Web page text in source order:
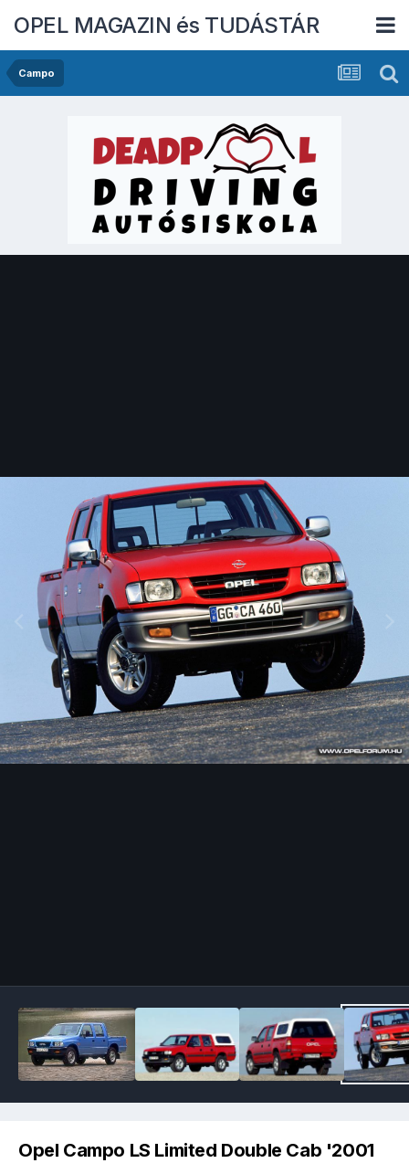
OPEL MAGAZIN és TUDÁSTÁR
Campo
Opel Campo LS Limited Double Cab '2001